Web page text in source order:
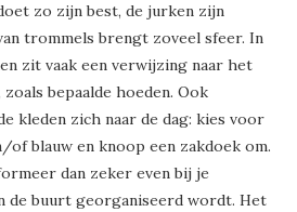
zo zijn best, de jurken zijn
trommels brengt zoveel sfeer. In
zit vaak een verwijzing naar het
bepaalde hoeden. Ook
kleden zich naar de dag: kies voor
blauw en knoop een zakdoek om.
dan zeker even bij je
de buurt georganiseerd wordt. Het